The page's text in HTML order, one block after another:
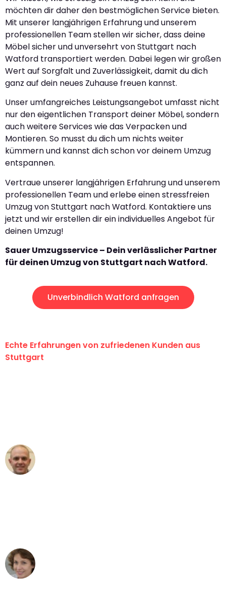
möchten dir daher den bestmöglichen Service bieten.
Mit unserer langjährigen Erfahrung und unserem
professionellen Team stellen wir sicher, dass deine
Möbel sicher und unversehrt von Stuttgart nach
Watford transportiert werden. Dabei legen wir großen
Wert auf Sorgfalt und Zuverlässigkeit, damit du dich
ganz auf dein neues Zuhause freuen kannst.
Unser umfangreiches Leistungsangebot umfasst nicht
nur den eigentlichen Transport deiner Möbel, sondern
auch weitere Services wie das Verpacken und
Montieren. So musst du dich um nichts weiter
kümmern und kannst dich schon vor deinem Umzug
entspannen.
Vertraue unserer langjährigen Erfahrung und unserem
professionellen Team und erlebe einen stressfreien
Umzug von Stuttgart nach Watford. Kontaktiere uns
jetzt und wir erstellen dir ein individuelles Angebot für
deinen Umzug!
Sauer Umzugsservice – Dein verlässlicher Partner
für deinen Umzug von Stuttgart nach Watford.
Unverbindlich Watford anfragen
Echte Erfahrungen von zufriedenen Kunden aus
Stuttgart